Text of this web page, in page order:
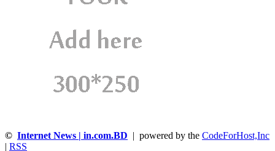
© Internet News | in.com.BD | powered by the CodeForHost,Inc
| RSS